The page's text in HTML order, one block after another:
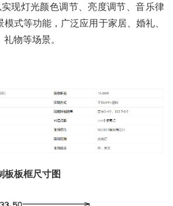
现灯光颜色调节、亮度调节、音乐律
式等功能，广泛应用于家居、婚礼、
物等场景。
板板框尺寸图